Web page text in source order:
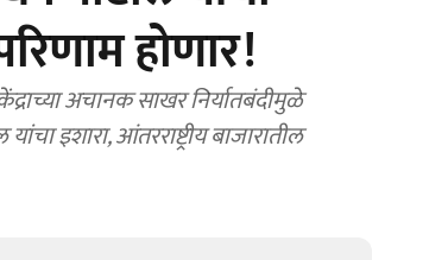
होणार!
अचानक साखर निर्यातबंदीमुळे
इशारा, आंतरराष्ट्रीय बाजारातील